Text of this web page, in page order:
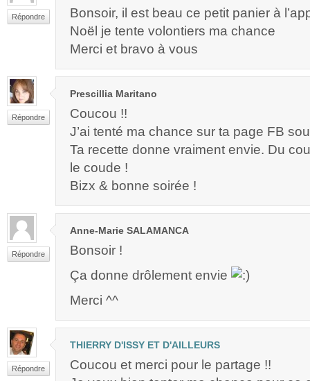
Répondre
Bonsoir, il est beau ce petit panier à
Noël je tente volontiers ma chance
Merci et bravo à vous
Répondre
Prescillia Maritano
Coucou !!
J’ai tenté ma chance sur ta page FB
Ta recette donne vraiment envie. Du
le coude !
Bizx & bonne soirée !
Répondre
Anne-Marie SALAMANCA
Bonsoir !
Ça donne drôlement envie
Merci ^^
Répondre
THIERRY D'ISSY ET D'AILLEURS
Coucou et merci pour le partage !!